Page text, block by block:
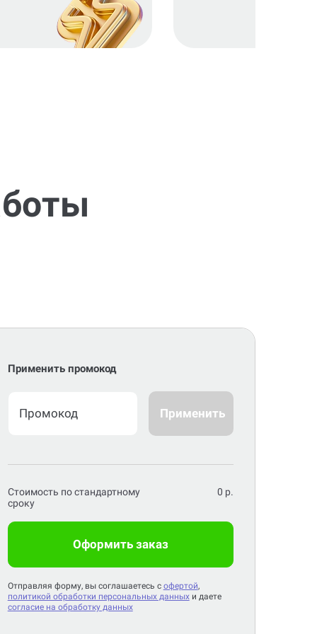
Применить промокод
Применить
Стоимость по стандартному
сроку
0 р.
Оформить заказ
Отправляя форму, вы соглашаетесь с офертой,
политикой обработки персональных данныхи даете
согласие на обработку данных